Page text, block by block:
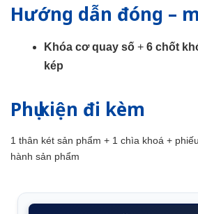
Hướng dẫn đóng –
Khóa cơ quay số + 6 chốt
kép
Phụ kiện đi kèm
1 thân két sản phẩm + 1 chìa khoá +
hành sản phẩm